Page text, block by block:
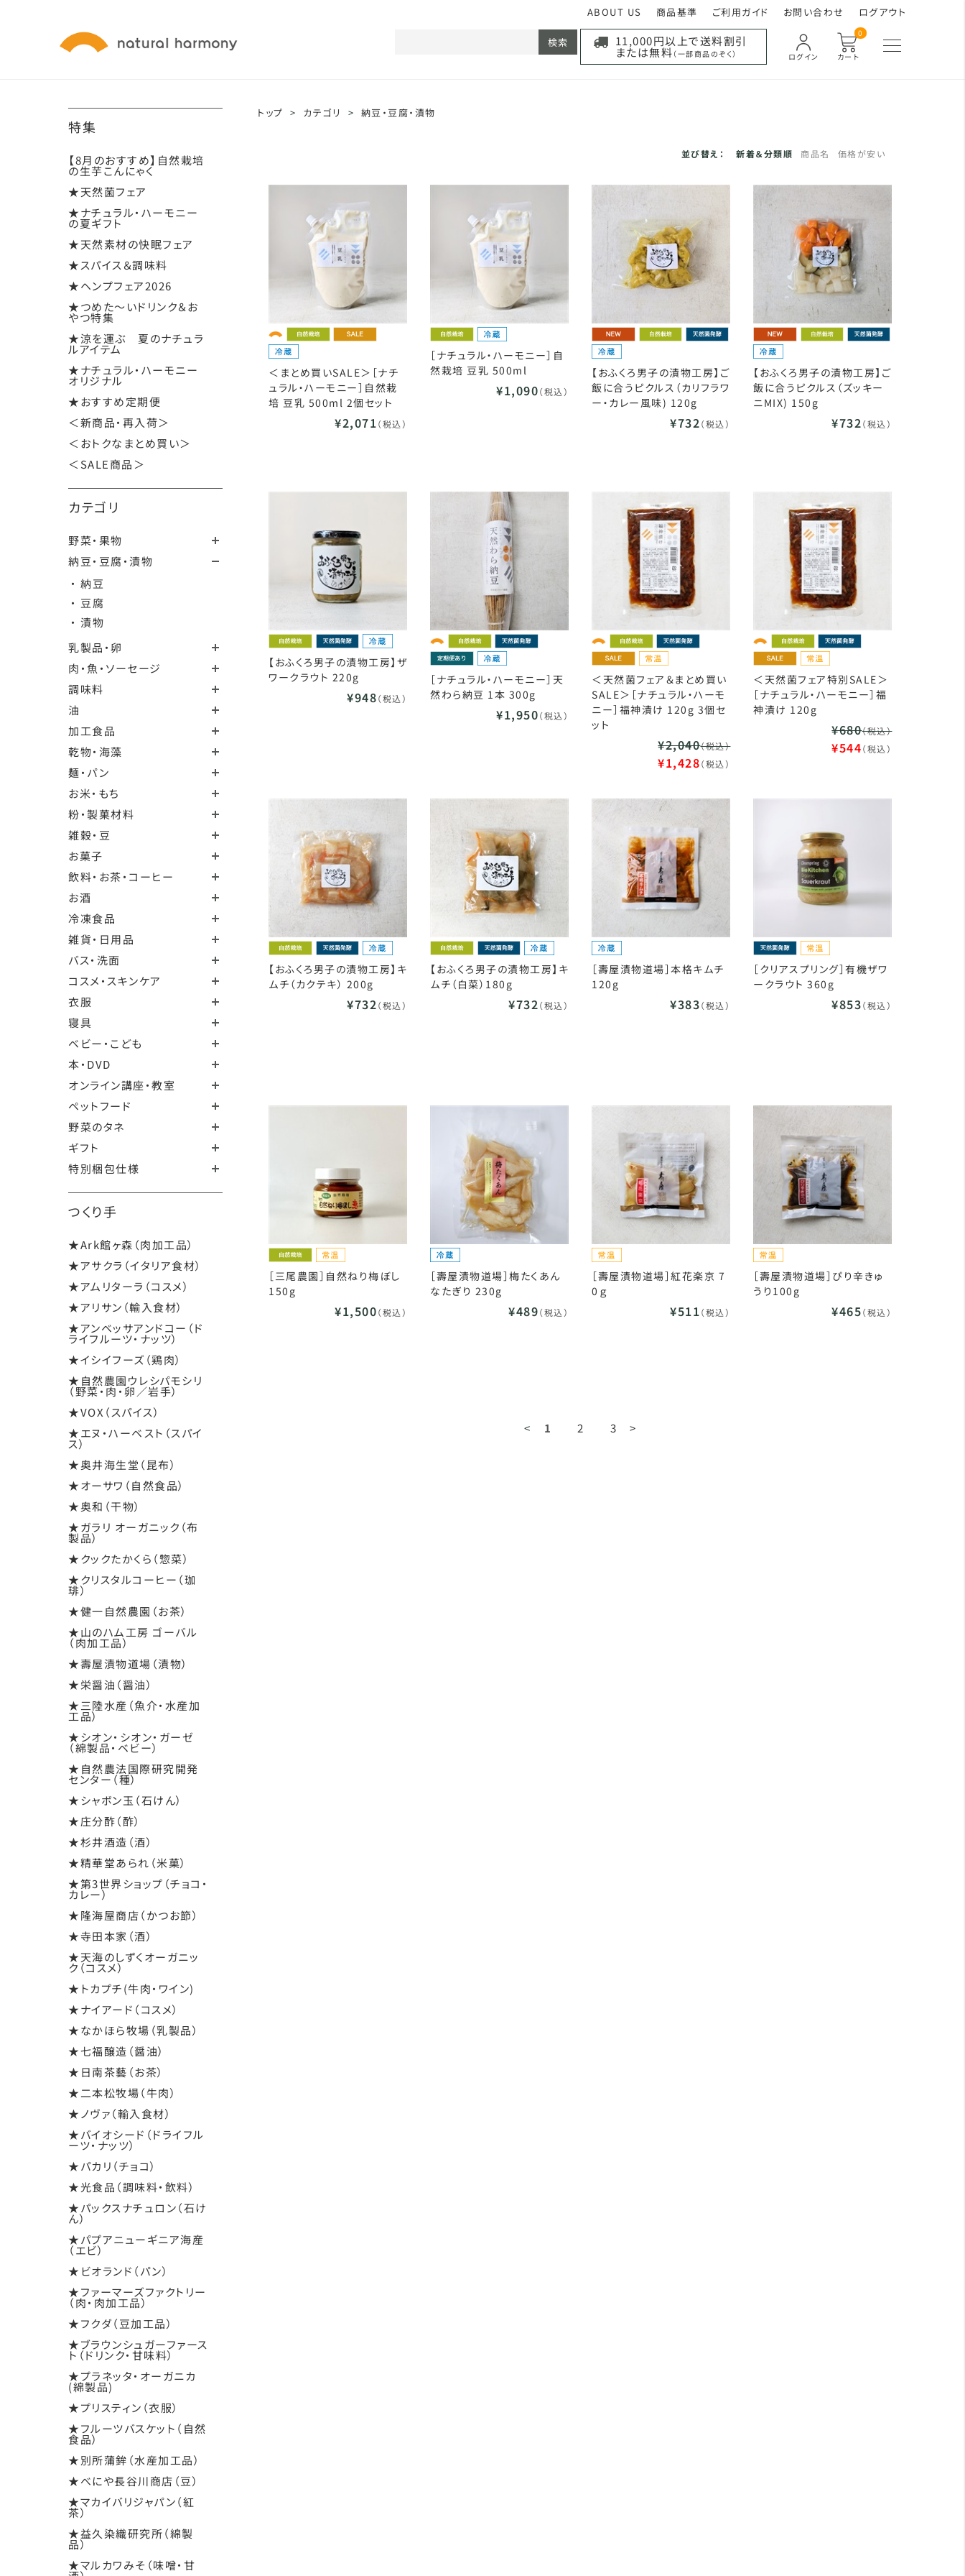
ABOUT US 商品基準 ご利用ガイド お問い合わせ ログアウト
カート
0
ログイン
11,000円以上で送料割引
または無料 （一部商品のぞく）
検索
特集
【8月のおすすめ】自然栽培
の生芋こんにゃく
★天然菌フェア
★ナチュラル・ハーモニー
の夏ギフト
★天然素材の快眠フェア
★スパイス＆調味料
★ヘンプフェア2026
★つめた～いドリンク＆お
やつ特集
★涼を運ぶ 夏のナチュラ
ルアイテム
★ナチュラル・ハーモニー
オリジナル
★おすすめ定期便
＜新商品・再入荷＞
＜おトクなまとめ買い＞
＜SALE商品＞
カテゴリ
野菜・果物
納豆・豆腐・漬物
・ 納豆
・ 豆腐
・ 漬物
乳製品・卵
肉・魚・ソーセージ
調味料
油
加工食品
乾物・海藻
麺・パン
お米・もち
粉・製菓材料
雑穀・豆
お菓子
飲料・お茶・コーヒー
お酒
冷凍食品
雑貨・日用品
バス・洗面
コスメ・スキンケア
衣服
寝具
ベビー・こども
本・DVD
オンライン講座・教室
ペットフード
野菜のタネ
ギフト
特別梱包仕様
つくり手
★Ark館ヶ森（肉加工品）
★アサクラ（イタリア食材）
★アムリターラ（コスメ）
★アリサン（輸入食材）
★アンベッサアンドコー（ド
ライフルーツ・ナッツ）
★イシイフーズ（鶏肉）
★自然農園ウレシパモシリ
（野菜・肉・卵／岩手）
★VOX（スパイス）
★エヌ・ハーベスト（スパイ
ス）
★奥井海生堂（昆布）
★オーサワ（自然食品）
★奥和（干物）
★ガラリ オーガニック（布
製品）
★クックたかくら（惣菜）
★クリスタルコーヒー（珈
琲）
★健一自然農園（お茶）
★山のハム工房 ゴーバル
（肉加工品）
★壽屋漬物道場（漬物）
★栄醤油（醤油）
★三陸水産（魚介・水産加
工品）
★シオン・シオン・ガーゼ
（綿製品・ベビー）
★自然農法国際研究開発
センター（種）
★シャボン玉（石けん）
★庄分酢（酢）
★杉井酒造（酒）
★精華堂あられ（米菓）
★第3世界ショップ（チョコ・
カレー）
★隆海屋商店（かつお節）
★寺田本家（酒）
★天海のしずくオーガニッ
ク（コスメ）
★トカプチ(牛肉・ワイン)
★ナイアード（コスメ）
★なかほら牧場（乳製品）
★七福醸造（醤油）
★日南茶藝（お茶）
★二本松牧場（牛肉）
★ノヴァ（輸入食材）
★バイオシード（ドライフル
ーツ・ナッツ）
★パカリ（チョコ）
★光食品（調味料・飲料）
★パックスナチュロン（石け
ん）
★パプアニューギニア海産
（エビ）
★ビオランド（パン）
★ファーマーズファクトリー
（肉・肉加工品）
★フクダ（豆加工品）
★ブラウンシュガーファース
ト（ドリンク・甘味料）
★プラネッタ・オーガニカ
(綿製品)
★プリスティン（衣服）
★フルーツバスケット（自然
食品）
★別所蒲鉾（水産加工品）
★べにや長谷川商店（豆）
★マカイバリジャパン（紅
茶）
★益久染織研究所（綿製
品）
★マルカワみそ（味噌・甘
トップ > カテゴリ > 納豆・豆腐・漬物
並び替え： 新着＆分類順 商品名 価格が安い
＜まとめ買いSALE＞［ナチ
ュラル・ハーモニー］自然栽
培 豆乳 500ml 2個セット
¥2,071（税込）
［ナチュラル・ハーモニー］自
然栽培 豆乳 500ml
¥1,090（税込）
【おふくろ男子の漬物工房】ご
飯に合うピクルス（カリフラワ
ー・カレー風味) 120g
¥732（税込）
【おふくろ男子の漬物工房】ご
飯に合うピクルス（ズッキー
ニMIX) 150g
¥732（税込）
【おふくろ男子の漬物工房】ザ
ワークラウト 220g
¥948（税込）
［ナチュラル・ハーモニー］天
然わら納豆 1本 300g
¥1,950（税込）
＜天然菌フェア＆まとめ買い
SALE＞［ナチュラル・ハーモ
ニー］福神漬け 120g 3個セ
ット
¥2,040（税込）
¥1,428（税込）
＜天然菌フェア特別SALE＞
［ナチュラル・ハーモニー］福
神漬け 120g
¥680（税込）
¥544（税込）
【おふくろ男子の漬物工房】キ
ムチ（カクテキ） 200g
¥732（税込）
【おふくろ男子の漬物工房】キ
ムチ（白菜）180g
¥732（税込）
［壽屋漬物道場］本格キムチ
120g
¥383（税込）
［クリアスプリング］有機ザワ
ークラウト 360g
¥853（税込）
［三尾農園］自然ねり梅ぼし
150g
¥1,500（税込）
［壽屋漬物道場］梅たくあん
なたぎり 230g
¥489（税込）
［壽屋漬物道場］紅花楽京 7
0ｇ
¥511（税込）
［壽屋漬物道場］ぴり辛きゅ
うり100g
¥465（税込）
< 1 2 3 >